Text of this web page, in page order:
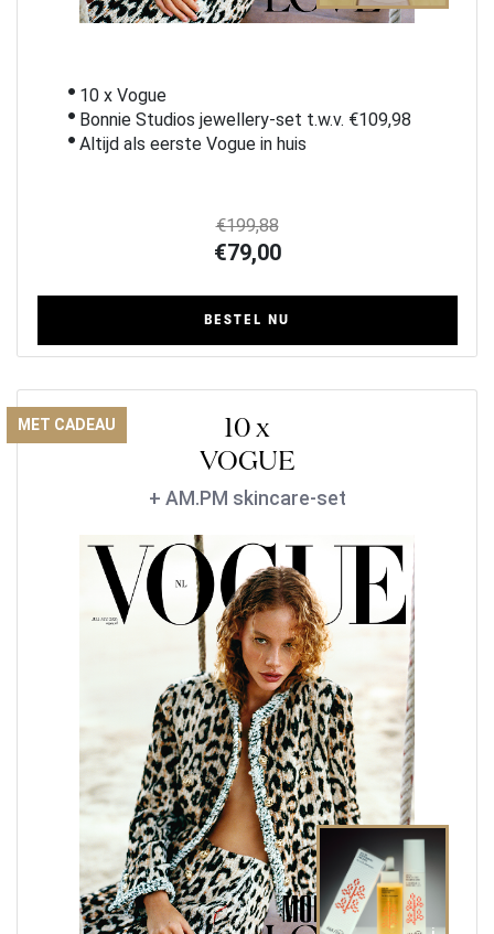
10 x Vogue
Bonnie Studios jewellery-set t.w.v. €109,98
Altijd als eerste Vogue in huis
€199,88
€79,00
BESTEL NU
10 x
VOGUE
MET CADEAU
+ AM.PM skincare-set